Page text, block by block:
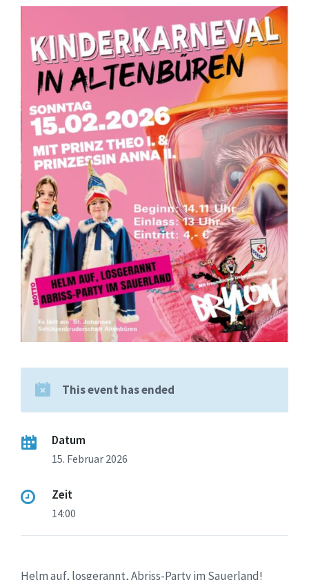
This event has ended
Datum
15. Februar 2026
Zeit
14:00
Helm auf, losgerannt, Abriss-Party im Sauerland!